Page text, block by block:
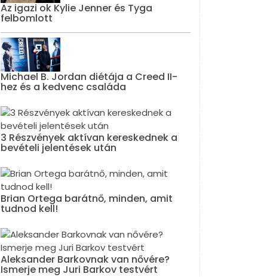
Az igazi ok Kylie Jenner és Tyga
felbomlott
Michael B. Jordan diétája a Creed II-
hez és a kedvenc családa
3 Részvények aktívan kereskednek a
bevételi jelentések után
Brian Ortega barátnő, minden, amit
tudnod kell!
Aleksander Barkovnak van nővére?
Ismerje meg Juri Barkov testvért